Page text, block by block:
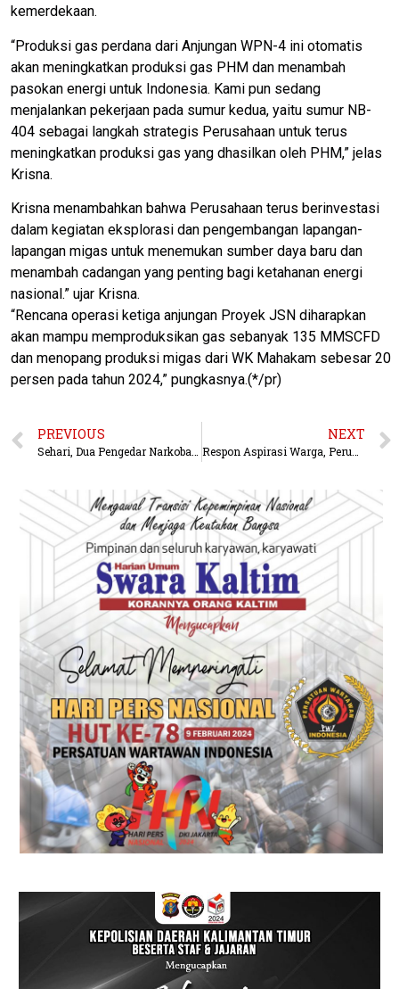
kemerdekaan.
“Produksi gas perdana dari Anjungan WPN-4 ini otomatis
akan meningkatkan produksi gas PHM dan menambah
pasokan energi untuk Indonesia. Kami pun sedang
menjalankan pekerjaan pada sumur kedua, yaitu sumur NB-
404 sebagai langkah strategis Perusahaan untuk terus
meningkatkan produksi gas yang dhasilkan oleh PHM,” jelas
Krisna.
Krisna menambahkan bahwa Perusahaan terus berinvestasi
dalam kegiatan eksplorasi dan pengembangan lapangan-
lapangan migas untuk menemukan sumber daya baru dan
menambah cadangan yang penting bagi ketahanan energi
nasional.” ujar Krisna.
“Rencana operasi ketiga anjungan Proyek JSN diharapkan
akan mampu memproduksikan gas sebanyak 135 MMSCFD
dan menopang produksi migas dari WK Mahakam sebesar 20
persen pada tahun 2024,” pungkasnya.(*/pr)
PREVIOUS NEXT